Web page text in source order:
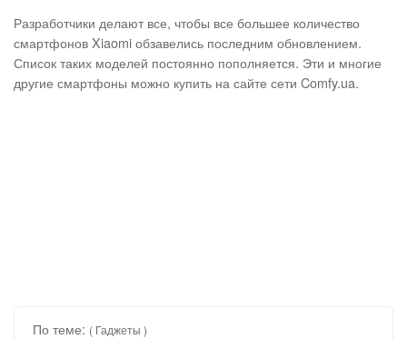
Разработчики делают все, чтобы все большее количество
смартфонов Xiaomi обзавелись последним обновлением.
Список таких моделей постоянно пополняется. Эти и многие
другие смартфоны можно купить на сайте сети Comfy.ua.
По теме: ( Гаджеты )